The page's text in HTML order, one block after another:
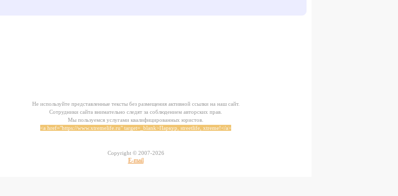
Не используйте представленные тексты без размещения активной ссылки на наш сайт.
Сотрудники сайта внимательно следят за соблюдением авторских прав.
Мы пользуемся услугами квалифицированных юристов.
<a href="https://www.xtremelife.ru" target=_blank>Паркур, streetlife, xtreme!</a>
Copyright © 2007-2026
E-mail